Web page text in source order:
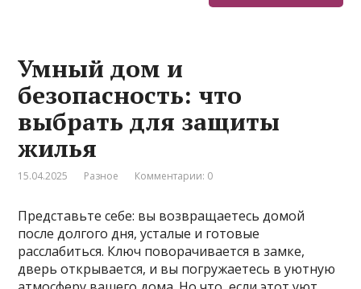
Умный дом и
безопасность: что
выбрать для защиты
жилья
15.04.2025 Разное Комментарии: 0
Представьте себе: вы возвращаетесь домой
после долгого дня, усталые и готовые
расслабиться. Ключ поворачивается в замке,
дверь открывается, и вы погружаетесь в уютную